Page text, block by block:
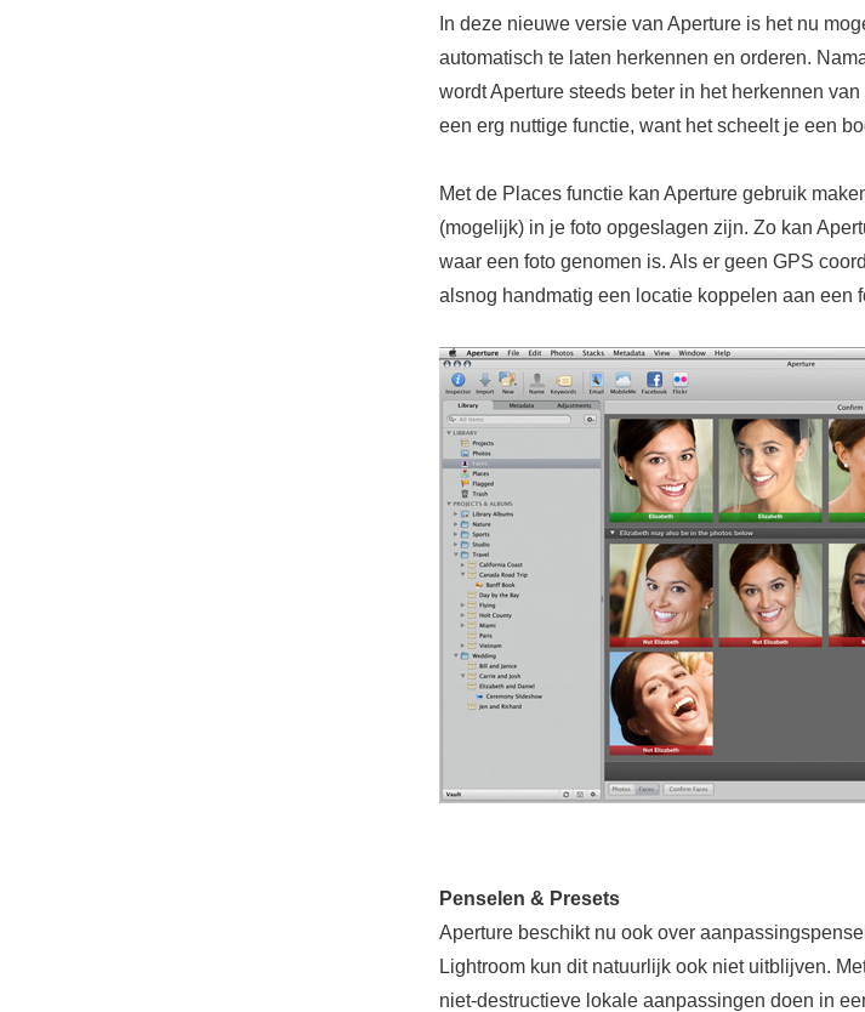
In deze nieuwe versie van Aperture is het nu
automatisch te laten herkennen en orderen.
wordt Aperture steeds beter in het herkennen
een erg nuttige functie, want het scheelt je een
Met de Places functie kan Aperture gebruik
(mogelijk) in je foto opgeslagen zijn. Zo kan
waar een foto genomen is. Als er geen GPS
alsnog handmatig een locatie koppelen aan een
Penselen & Presets
Aperture beschikt nu ook over
Lightroom kun dit natuurlijk ook niet uitblijven.
niet-destructieve lokale aanpassingen doen in